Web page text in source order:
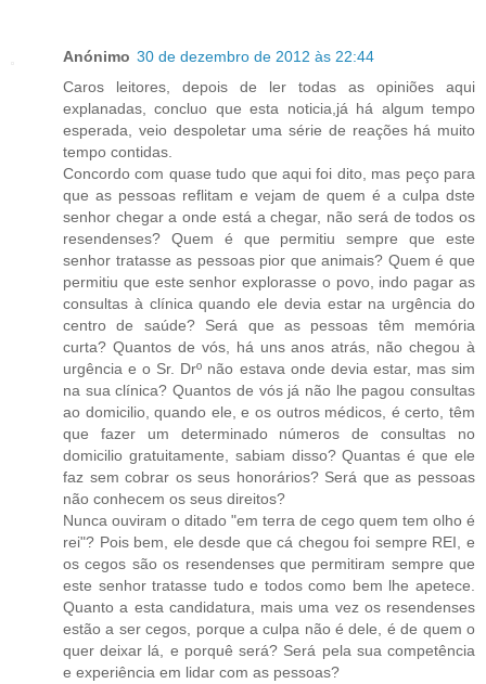
Anónimo 30 de dezembro de 2012 às 22:44
Caros leitores, depois de ler todas as opiniões aqui
explanadas, concluo que esta noticia,já há algum tempo
esperada, veio despoletar uma série de reações há muito
tempo contidas.
Concordo com quase tudo que aqui foi dito, mas peço para
que as pessoas reflitam e vejam de quem é a culpa dste
senhor chegar a onde está a chegar, não será de todos os
resendenses? Quem é que permitiu sempre que este
senhor tratasse as pessoas pior que animais? Quem é que
permitiu que este senhor explorasse o povo, indo pagar as
consultas à clínica quando ele devia estar na urgência do
centro de saúde? Será que as pessoas têm memória
curta? Quantos de vós, há uns anos atrás, não chegou à
urgência e o Sr. Drº não estava onde devia estar, mas sim
na sua clínica? Quantos de vós já não lhe pagou consultas
ao domicilio, quando ele, e os outros médicos, é certo, têm
que fazer um determinado números de consultas no
domicilio gratuitamente, sabiam disso? Quantas é que ele
faz sem cobrar os seus honorários? Será que as pessoas
não conhecem os seus direitos?
Nunca ouviram o ditado "em terra de cego quem tem olho é
rei"? Pois bem, ele desde que cá chegou foi sempre REI, e
os cegos são os resendenses que permitiram sempre que
este senhor tratasse tudo e todos como bem lhe apetece.
Quanto a esta candidatura, mais uma vez os resendenses
estão a ser cegos, porque a culpa não é dele, é de quem o
quer deixar lá, e porquê será? Será pela sua competência
e experiência em lidar com as pessoas?